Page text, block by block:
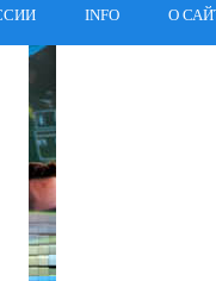
INFO О